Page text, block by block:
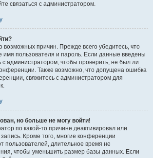
связаться с администратором.
возможных причин. Прежде всего убедитесь, что
имя пользователя и пароль. Если данные введены
с администратором, чтобы проверить, не был ли
Также возможно, что допущена ошибка
свяжитесь с администратором для
но больше не могу войти!
по какой-то причине деактивировал или
Кроме того, многие конференции
пользователей, длительное время не
чтобы уменьшить размер базы данных. Если